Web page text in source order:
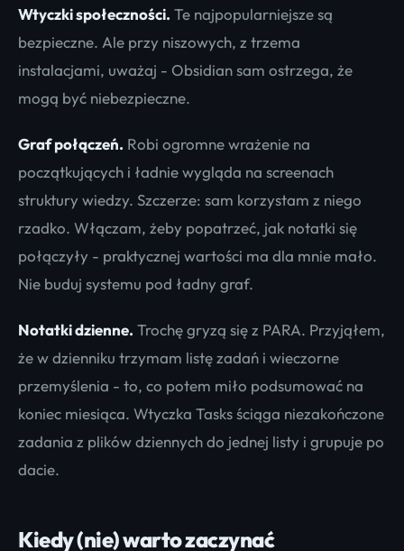
Wtyczki społeczności. Te najpopularniejsze są
bezpieczne. Ale przy niszowych, z trzema
instalacjami, uważaj - Obsidian sam ostrzega, że
mogą być niebezpieczne.
Graf połączeń. Robi ogromne wrażenie na
początkujących i ładnie wygląda na screenach
struktury wiedzy. Szczerze: sam korzystam z niego
rzadko. Włączam, żeby popatrzeć, jak notatki się
połączyły - praktycznej wartości ma dla mnie mało.
Nie buduj systemu pod ładny graf.
Notatki dzienne. Trochę gryzą się z PARA. Przyjąłem,
że w dzienniku trzymam listę zadań i wieczorne
przemyślenia - to, co potem miło podsumować na
koniec miesiąca. Wtyczka Tasks ściąga niezakończone
zadania z plików dziennych do jednej listy i grupuje po
dacie.
Kiedy (nie) warto zaczynać